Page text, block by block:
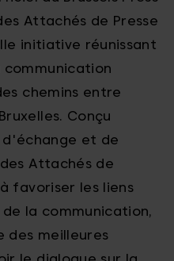
Attachés de Presse
initiative réunissant
communication
chemins entre
Conçu
et de
Attachés de
favoriser les liens
la communication,
des meilleures